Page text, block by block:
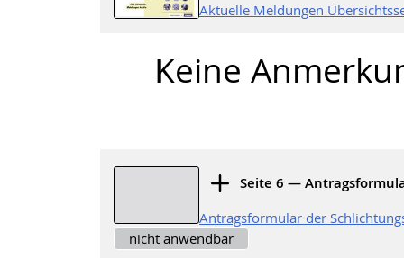
Aktuelle Meldungen
Keine
Seite 6 —
Antragsformular der
nicht anwendbar